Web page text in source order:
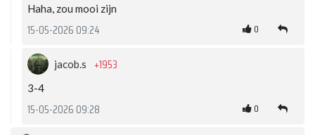
Haha, zou mooi zijn
15-05-2026 09:24 0
jacob.s +1953
3-4
15-05-2026 09:28 0